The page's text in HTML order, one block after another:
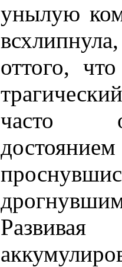
унылую
оттого,
часто